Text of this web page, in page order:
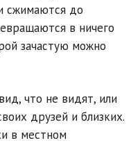
сжимаются до
в ничего
зачастую можно
что не видят, или
друзей и близких.
в местном